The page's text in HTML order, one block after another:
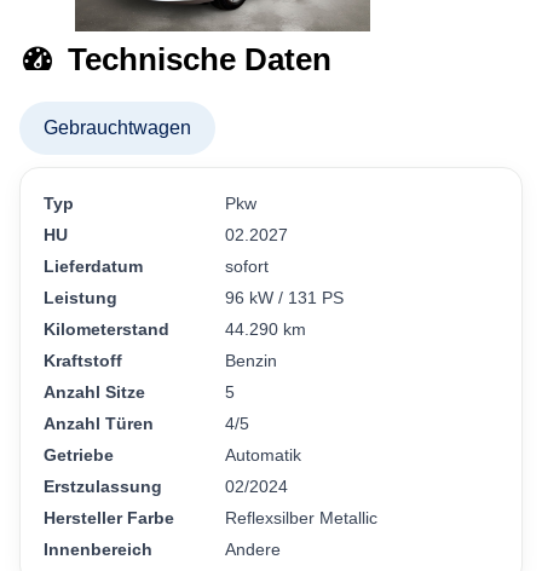
Technische Daten
Gebrauchtwagen
Typ
Pkw
HU
02.2027
Lieferdatum
sofort
Leistung
96 kW / 131 PS
Kilometerstand
44.290 km
Kraftstoff
Benzin
Anzahl Sitze
5
Anzahl Türen
4/5
Getriebe
Automatik
Erstzulassung
02/2024
Hersteller Farbe
Reflexsilber Metallic
Innenbereich
Andere